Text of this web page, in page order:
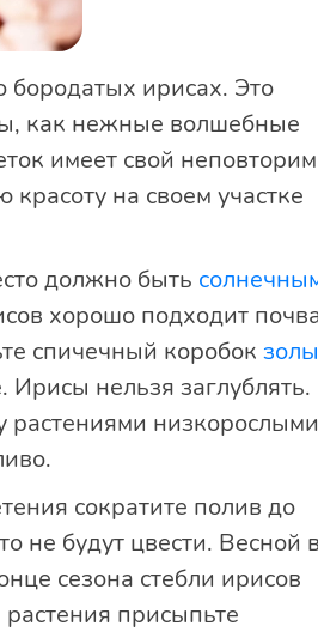
бородатых ирисах. Это
как нежные волшебные
имеет свой
на своем участке
должно быть
хорошо подходит
спичечный коробок золы
нельзя заглублять.
растениями
сократите полив до
не будут цвести. Весной
сезона стебли ирисов
присыпьте